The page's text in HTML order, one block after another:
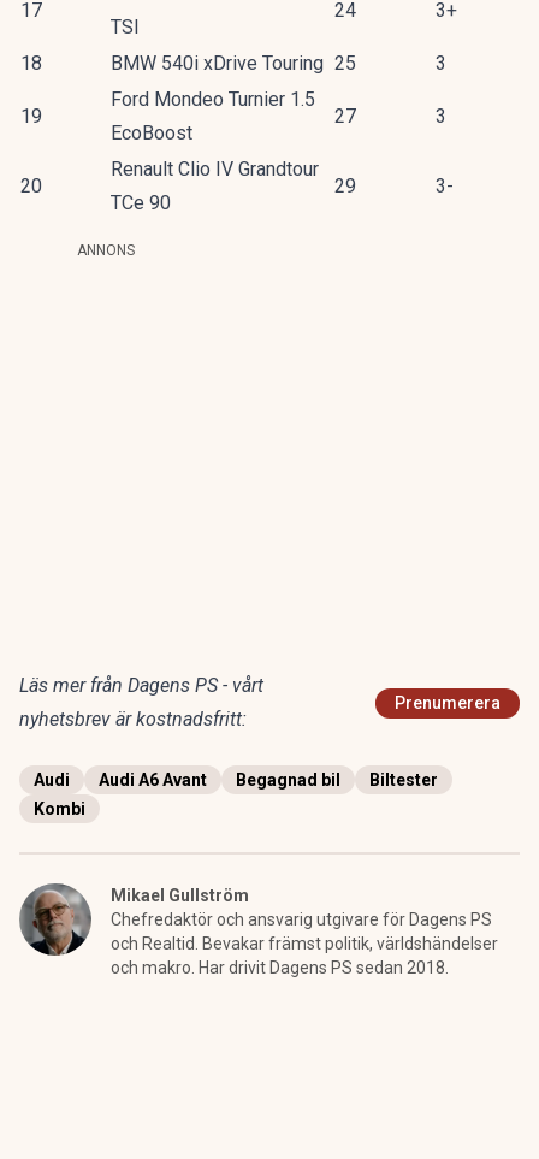
17
TSI
24 3+
18 BMW 540i xDrive Touring 25 3
19
Ford Mondeo Turnier 1.5
EcoBoost
27 3
20
Renault Clio IV Grandtour
TCe 90
29 3-
ANNONS
Läs mer från Dagens PS - vårt
nyhetsbrev är kostnadsfritt:
Prenumerera
Audi Audi A6 Avant Begagnad bil
Biltester
Kombi
Mikael Gullström
Chefredaktör och ansvarig utgivare för Dagens PS
och Realtid. Bevakar främst politik, världshändelser
och makro. Har drivit Dagens PS sedan 2018.